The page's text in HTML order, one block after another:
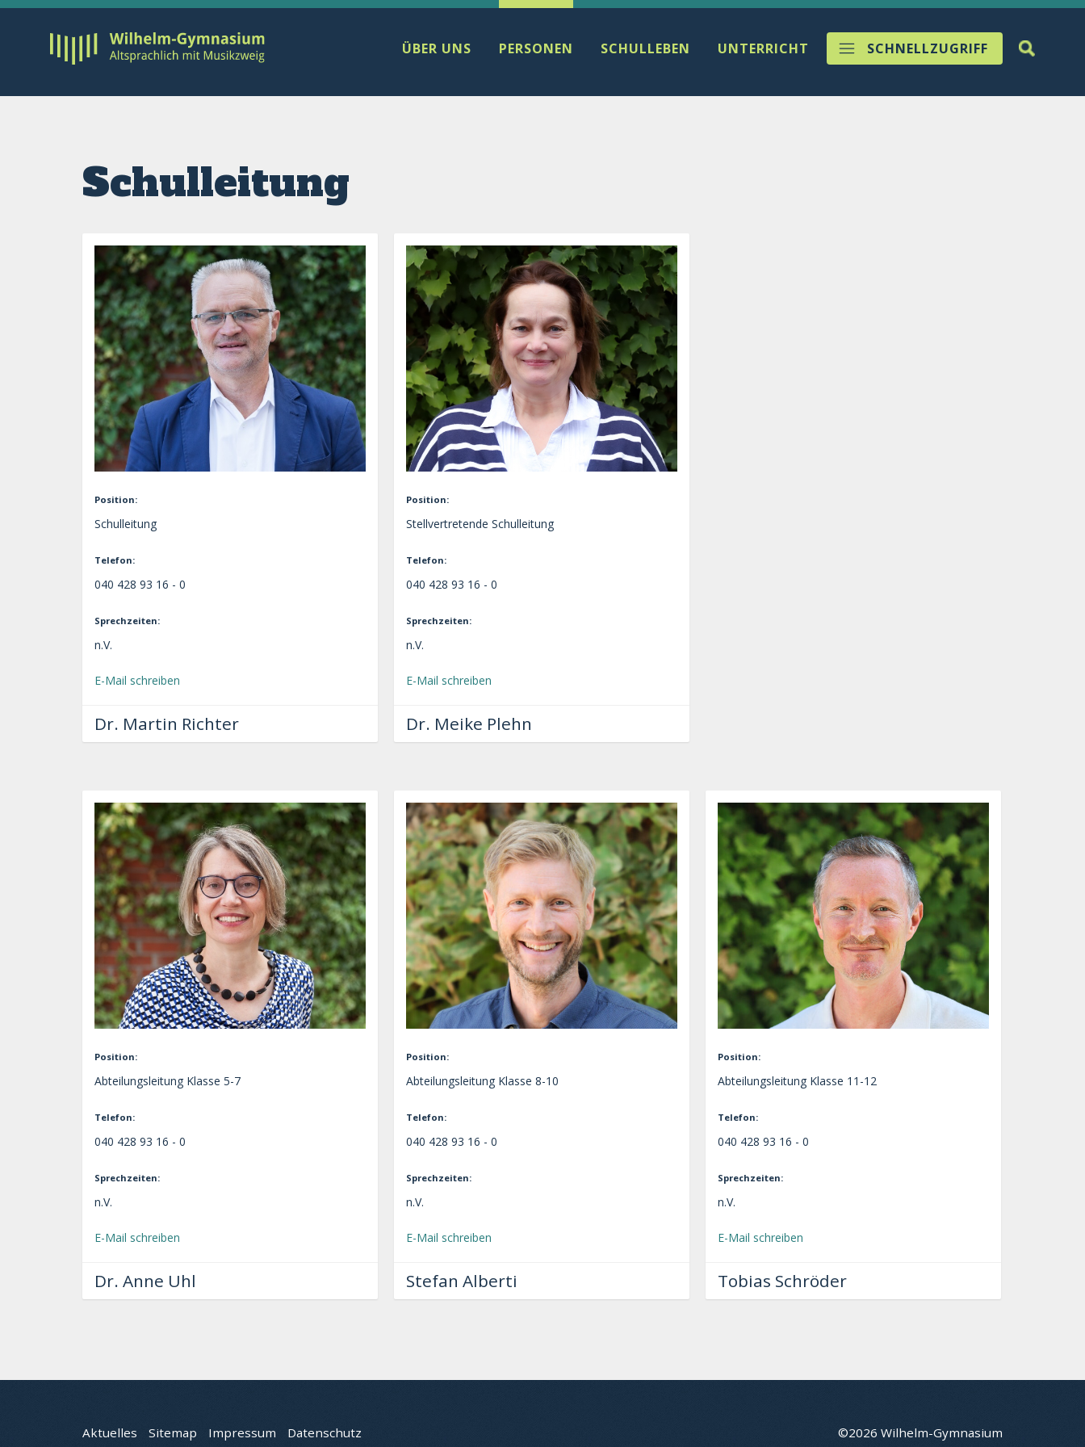
ÜBER UNS PERSONEN SCHULLEBEN UNTERRICHT SCHNELLZUGRIFF
Schulleitung
Position:
Schulleitung
Telefon:
040 428 93 16 - 0
Sprechzeiten:
n.V.
E-Mail schreiben
Dr. Martin Richter
Position:
Stellvertretende Schulleitung
Telefon:
040 428 93 16 - 0
Sprechzeiten:
n.V.
E-Mail schreiben
Dr. Meike Plehn
Position:
Abteilungsleitung Klasse 5-7
Telefon:
040 428 93 16 - 0
Sprechzeiten:
n.V.
E-Mail schreiben
Dr. Anne Uhl
Position:
Abteilungsleitung Klasse 8-10
Telefon:
040 428 93 16 - 0
Sprechzeiten:
n.V.
E-Mail schreiben
Stefan Alberti
Position:
Abteilungsleitung Klasse 11-12
Telefon:
040 428 93 16 - 0
Sprechzeiten:
n.V.
E-Mail schreiben
Tobias Schröder
©2026 Wilhelm-Gymnasium
Aktuelles Sitemap Impressum Datenschutz